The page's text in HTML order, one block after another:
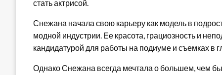
стать актрисой.
Снежана начала свою карьеру как модель в
модной индустрии. Ее красота, грациозность и
кандидатурой для работы на подиуме и съемках в
Однако Снежана всегда мечтала о большем, чем